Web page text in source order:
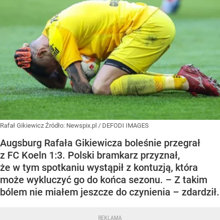
Rafał Gikiewicz Źródło: Newspix.pl / DEFODI IMAGES
Augsburg Rafała Gikiewicza boleśnie przegrał
z FC Koeln 1:3. Polski bramkarz przyznał,
że w tym spotkaniu wystąpił z kontuzją, która
może wykluczyć go do końca sezonu. – Z takim
bólem nie miałem jeszcze do czynienia – zdardził.